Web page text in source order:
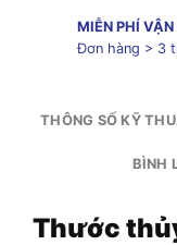
MIỄN PHÍ VẬN
Đơn hàng > 3
THÔNG SỐ KỸ
BÌNH
Thước